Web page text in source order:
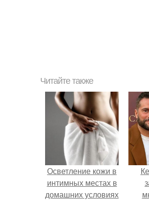
Читайте также
Осветление кожи в
интимных местах в
домашних условиях